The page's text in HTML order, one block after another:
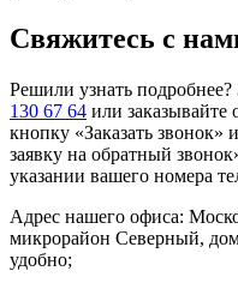
Свяжитесь с
Решили узнать
130 67 64 или
кнопку «Заказать звонок»
заявку на обратный
указании вашего номера
Адрес нашего офиса:
микрорайон Северный,
удобно;